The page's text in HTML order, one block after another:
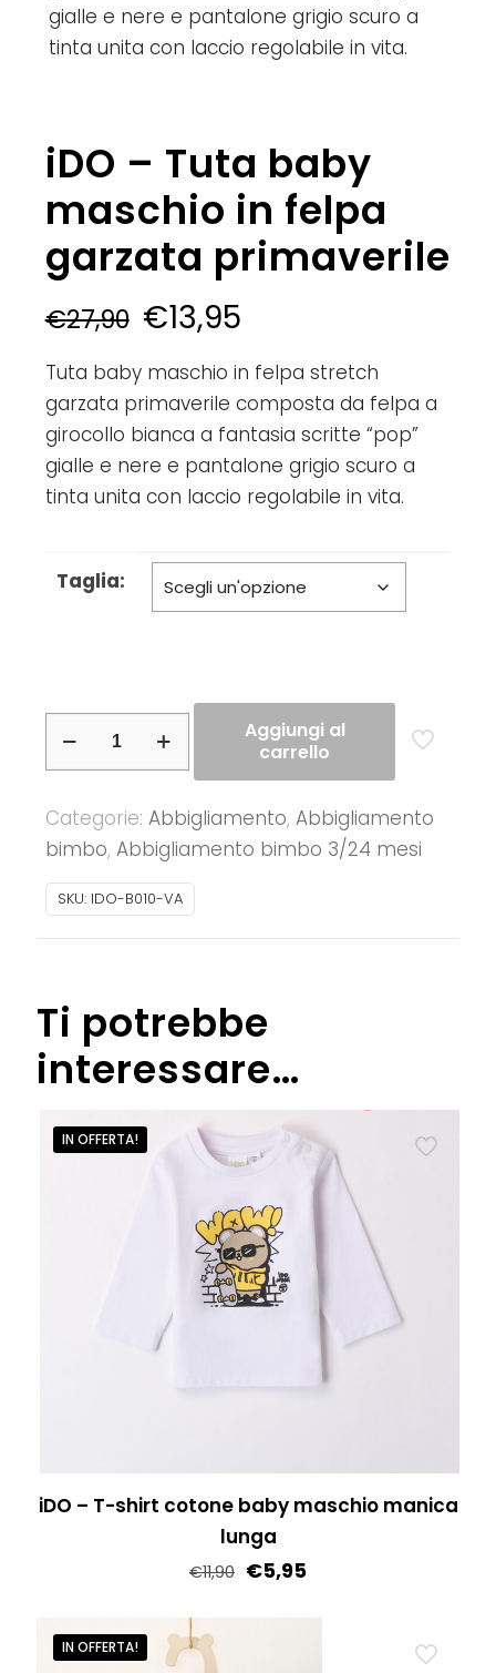
gialle e nere e pantalone grigio scuro a
tinta unita con laccio regolabile in vita.
iDO – Tuta baby
maschio in felpa
garzata primaverile
€27,90 €13,95
Tuta baby maschio in felpa stretch
garzata primaverile composta da felpa a
girocollo bianca a fantasia scritte “pop”
gialle e nere e pantalone grigio scuro a
tinta unita con laccio regolabile in vita.
Taglia:
baby
maschio
in
felpa
quantità
Aggiungi al
carrello
Categorie: Abbigliamento, Abbigliamento
bimbo, Abbigliamento bimbo 3/24 mesi
SKU: IDO-B010-VA
Ti potrebbe
interessare…
IN OFFERTA!
iDO – T-shirt cotone baby maschio manica
lunga
€11,90 €5,95
IN OFFERTA!